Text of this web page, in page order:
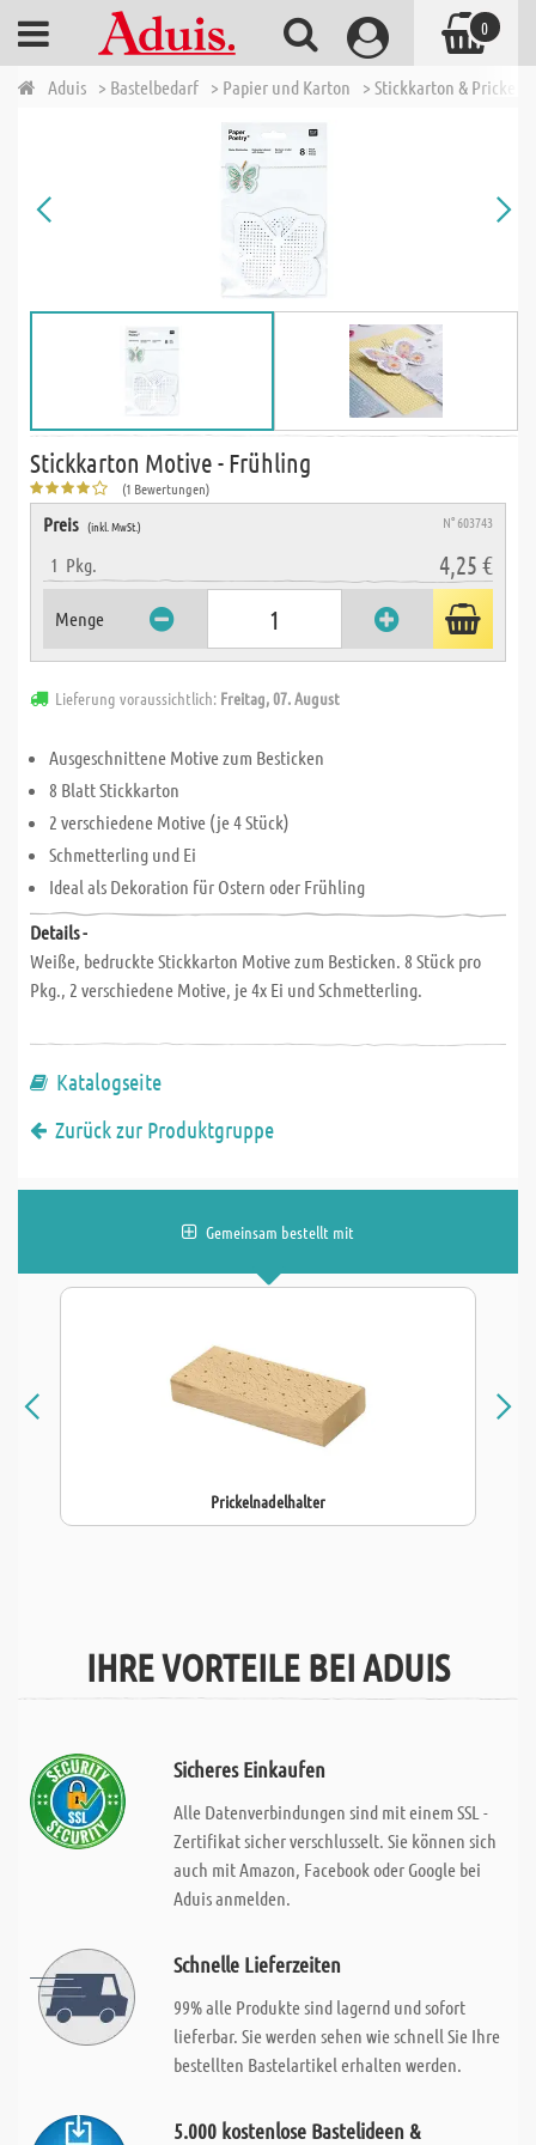
Aduis > Bastelbedarf > Papier und Karton > Stickkarton & Prickeln
Stickkarton Motive - Frühling
(1 Bewertungen)
Preis (inkl. MwSt.) N° 603743
1 Pkg. 4,25 €
Menge
Lieferung voraussichtlich: Freitag, 07. August
Ausgeschnittene Motive zum Besticken
8 Blatt Stickkarton
2 verschiedene Motive (je 4 Stück)
Schmetterling und Ei
Ideal als Dekoration für Ostern oder Frühling
Details -
Weiße, bedruckte Stickkarton Motive zum Besticken. 8 Stück pro
Pkg., 2 verschiedene Motive, je 4x Ei und Schmetterling.
Katalogseite
Zurück zur Produktgruppe
Gemeinsam bestellt mit
Prickelnadelhalter
IHRE VORTEILE BEI ADUIS
Sicheres Einkaufen
Alle Datenverbindungen sind mit einem SSL -
Zertifikat sicher verschlusselt. Sie können sich
auch mit Amazon, Facebook oder Google bei
Aduis anmelden.
Schnelle Lieferzeiten
99% alle Produkte sind lagernd und sofort
lieferbar. Sie werden sehen wie schnell Sie Ihre
bestellten Bastelartikel erhalten werden.
5.000 kostenlose Bastelideen &
0